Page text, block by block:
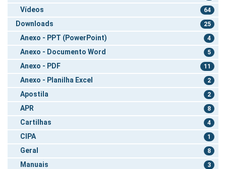
Vídeos 64
Downloads 25
Anexo - PPT (PowerPoint) 4
Anexo - Documento Word 5
Anexo - PDF 11
Anexo - Planilha Excel 2
Apostila 2
APR 8
Cartilhas 4
CIPA 1
Geral 8
Manuais 3